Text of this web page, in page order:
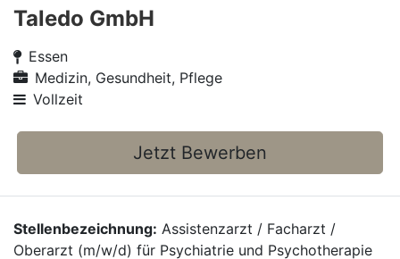
Taledo GmbH
Essen
Medizin, Gesundheit, Pflege
Vollzeit
Jetzt Bewerben
Stellenbezeichnung: Assistenzarzt / Facharzt /
Oberarzt (m/w/d) für Psychiatrie und Psychotherapie